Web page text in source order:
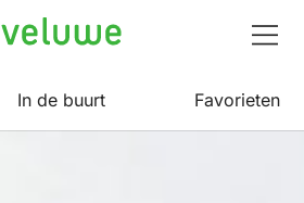
Veluwe
In de buurt Favorieten